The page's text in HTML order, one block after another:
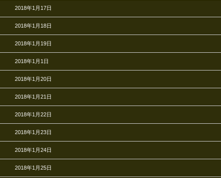
2018年1月17日
2018年1月18日
2018年1月19日
2018年1月1日
2018年1月20日
2018年1月21日
2018年1月22日
2018年1月23日
2018年1月24日
2018年1月25日